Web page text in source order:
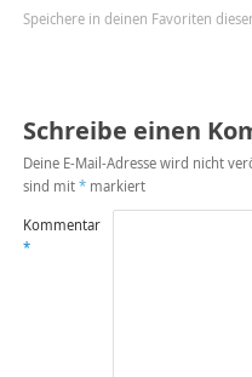
Speichere in deinen Favoriten
Schreibe einen
Deine E-Mail-Adresse wird nicht
sind mit *markiert
Kommentar
*